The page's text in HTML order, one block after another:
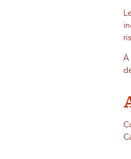
À